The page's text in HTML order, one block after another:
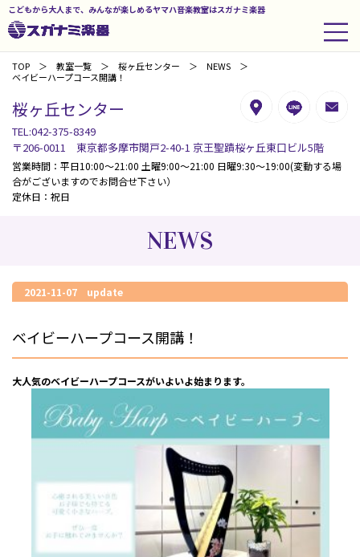
こどもから大人まで、みんなが楽しめるヤマハ音楽教室はスガナミ楽器
TOP 教室一覧 桜ヶ丘センター
NEWS
ベイビーハープコース開講！
桜ヶ丘センター
TEL:042-375-8349
〒206-0011 東京都多摩市関戸2-40-1 京王聖蹟桜ヶ丘東口ビル5階
営業時間：平日10:00～21:00 土曜9:00～21:00 日曜9:30～19:00(変動する場
合がございますのでお問合せ下さい）
定休日：祝日
NEWS
2021-11-07 update
ベイビーハープコース開講！
大人気のベイビーハープコースがいよいよ始まります。